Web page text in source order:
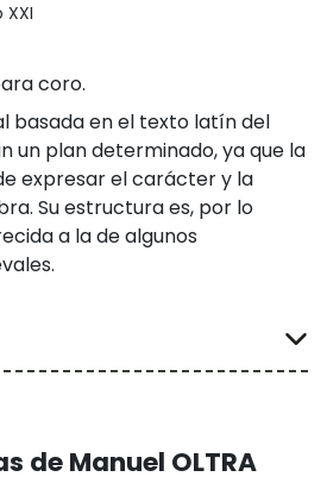
XXI
coro.
basada en el texto latín del
un plan determinado, ya que la
expresar el carácter y la
Su estructura es, por lo
a la de algunos
de Manuel OLTRA